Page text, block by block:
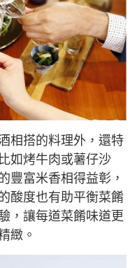
相搭的料理外，還特
如烤牛肉或薯仔沙
豐富米香相得益彰，
酸度也有助平衡菜餚
，讓每道菜餚味道更
緻。